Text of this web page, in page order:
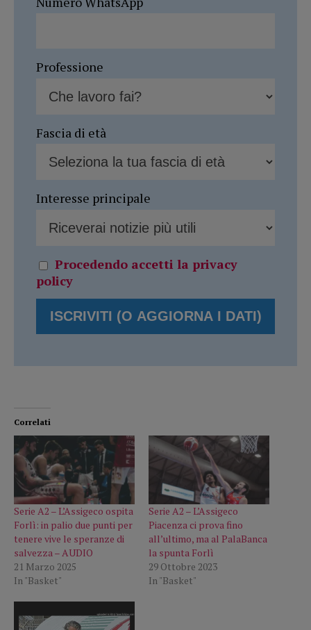
Professione
Fascia di età
Interesse principale
Procedendo accetti la privacy
policy
Correlati
Serie A2 – L’Assigeco ospita
Forlì: in palio due punti per
tenere vive le speranze di
salvezza – AUDIO
21 Marzo 2025
In "Basket"
Serie A2 – L’Assigeco
Piacenza ci prova fino
all’ultimo, ma al PalaBanca
la spunta Forlì
29 Ottobre 2023
In "Basket"